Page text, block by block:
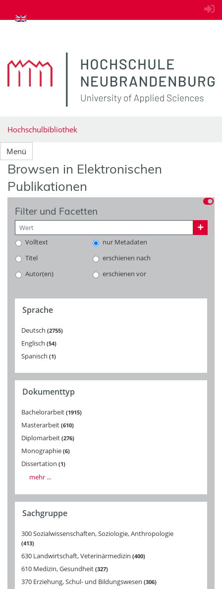
zum Inhalt springen
Hochschulbibliothek
Menü
Browsen in Elektronischen
Publikationen
Filter und Facetten
Volltext
nur Metadaten
Titel
erschienen nach
Autor(en)
erschienen vor
Sprache
Deutsch 2755
Englisch 54
Spanisch 1
Dokumenttyp
Bachelorarbeit 1915
Masterarbeit 610
Diplomarbeit 276
Monographie 6
Dissertation 1
mehr ...
Sachgruppe
300 Sozialwissenschaften, Soziologie, Anthropologie
413
630 Landwirtschaft, Veterinärmedizin 400
610 Medizin, Gesundheit 327
370 Erziehung, Schul- und Bildungswesen 306